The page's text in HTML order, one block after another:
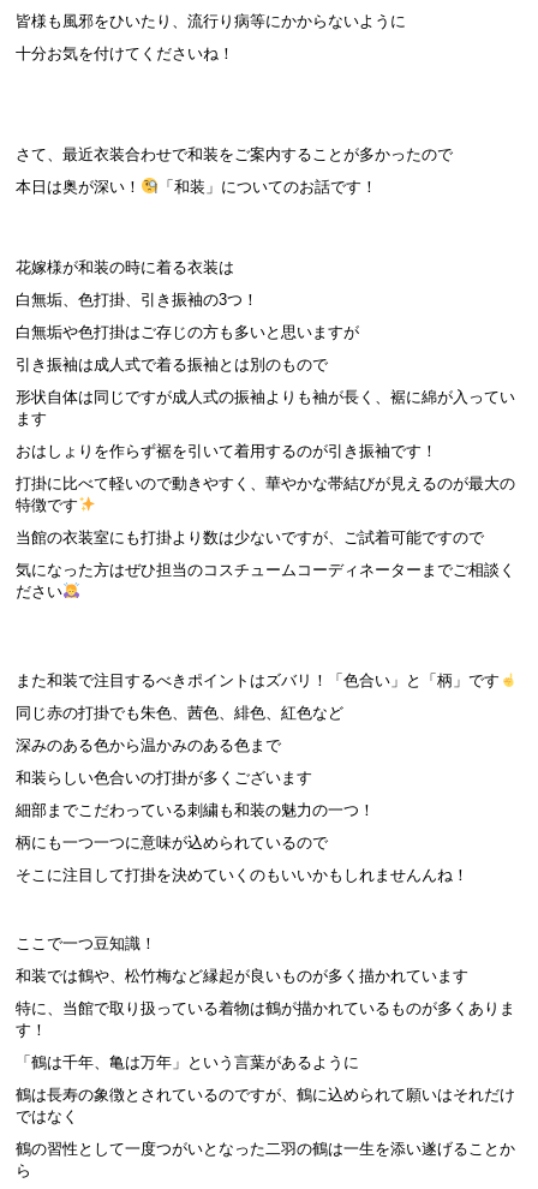
皆様も風邪をひいたり、流行り病等にかからないように
十分お気を付けてくださいね！
さて、最近衣装合わせで和装をご案内することが多かったので
本日は奥が深い！
「和装」についてのお話です！
花嫁様が和装の時に着る衣装は
白無垢、色打掛、引き振袖の3つ！
白無垢や色打掛はご存じの方も多いと思いますが
引き振袖は成人式で着る振袖とは別のもので
形状自体は同じですが成人式の振袖よりも袖が長く、裾に綿が入ってい
ます
おはしょりを作らず裾を引いて着用するのが引き振袖です！
打掛に比べて軽いので動きやすく、華やかな帯結びが見えるのが最大の
特徴です
当館の衣装室にも打掛より数は少ないですが、ご試着可能ですので
気になった方はぜひ担当のコスチュームコーディネーターまでご相談く
ださい
また和装で注目するべきポイントはズバリ！「色合い」と「柄」です
同じ赤の打掛でも朱色、茜色、緋色、紅色など
深みのある色から温かみのある色まで
和装らしい色合いの打掛が多くございます
細部までこだわっている刺繍も和装の魅力の一つ！
柄にも一つ一つに意味が込められているので
そこに注目して打掛を決めていくのもいいかもしれませんんね！
ここで一つ豆知識！
和装では鶴や、松竹梅など縁起が良いものが多く描かれています
特に、当館で取り扱っている着物は鶴が描かれているものが多くありま
す！
「鶴は千年、亀は万年」という言葉があるように
鶴は長寿の象徴とされているのですが、鶴に込められて願いはそれだけ
ではなく
鶴の習性として一度つがいとなった二羽の鶴は一生を添い遂げることか
ら